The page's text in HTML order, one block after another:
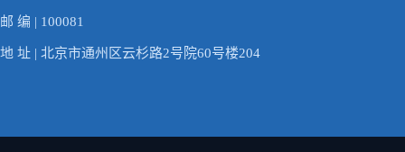
邮 编 | 100081
地 址 | 北京市通州区云杉路2号院60号楼204